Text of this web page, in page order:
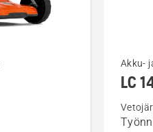
Katso
LC 142i,
Akku-
LC